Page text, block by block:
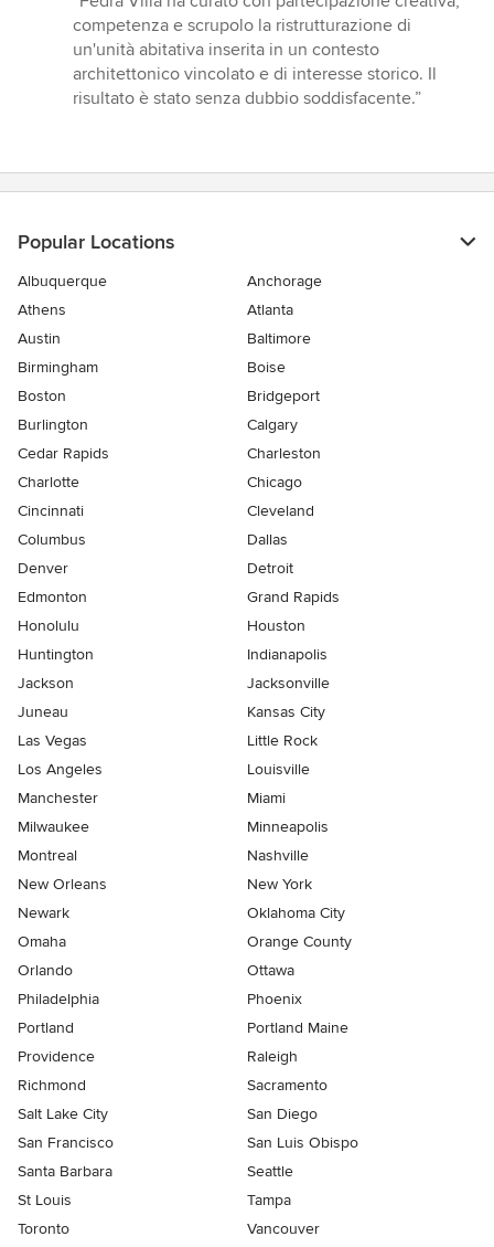
5
out
of
5
competenza e scrupolo la ristrutturazione di
un'unità abitativa inserita in un contesto
architettonico vincolato e di interesse storico. Il
risultato è stato senza dubbio soddisfacente.”
Popular Locations
Albuquerque
Anchorage
Athens
Atlanta
Austin
Baltimore
Birmingham
Boise
Boston
Bridgeport
Burlington
Calgary
Cedar Rapids
Charleston
Charlotte
Chicago
Cincinnati
Cleveland
Columbus
Dallas
Denver
Detroit
Edmonton
Grand Rapids
Honolulu
Houston
Huntington
Indianapolis
Jackson
Jacksonville
Juneau
Kansas City
Las Vegas
Little Rock
Los Angeles
Louisville
Manchester
Miami
Milwaukee
Minneapolis
Montreal
Nashville
New Orleans
New York
Newark
Oklahoma City
Omaha
Orange County
Orlando
Ottawa
Philadelphia
Phoenix
Portland
Portland Maine
Providence
Raleigh
Richmond
Sacramento
Salt Lake City
San Diego
San Francisco
San Luis Obispo
Santa Barbara
Seattle
St Louis
Tampa
Toronto
Vancouver